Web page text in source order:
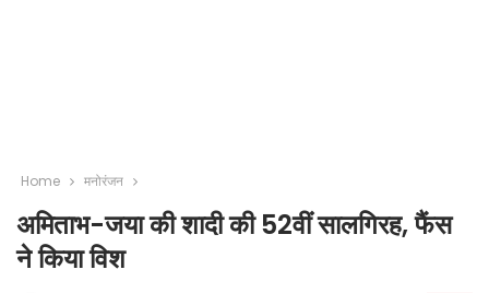
Home मनोरंजन
अमिताभ-जया की शादी की 52वीं सालगिरह, फैंस
ने किया विश